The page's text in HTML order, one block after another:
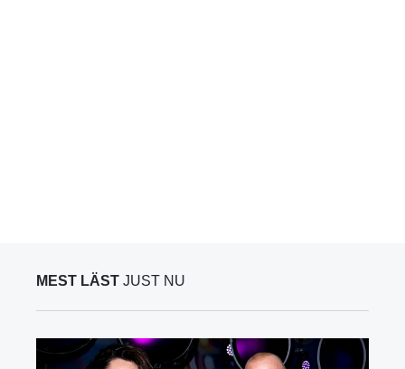
MEST LÄST JUST NU